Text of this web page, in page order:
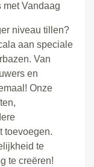
met Vandaag
niveau tillen?
aan speciale
Van
en
Onze
toevoegen.
te
te creëren!